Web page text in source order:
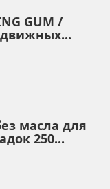
GUM /
масла для
250...